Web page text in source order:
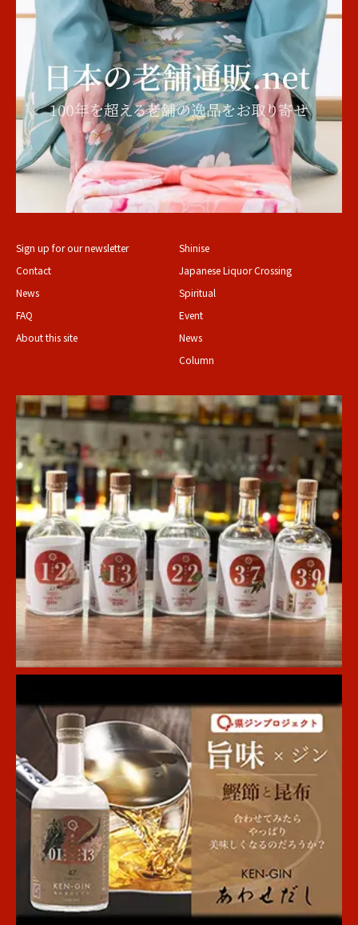
Sign up for our newsletter
Contact
News
FAQ
About this site
Shinise
Japanese Liquor Crossing
Spiritual
Event
News
Column